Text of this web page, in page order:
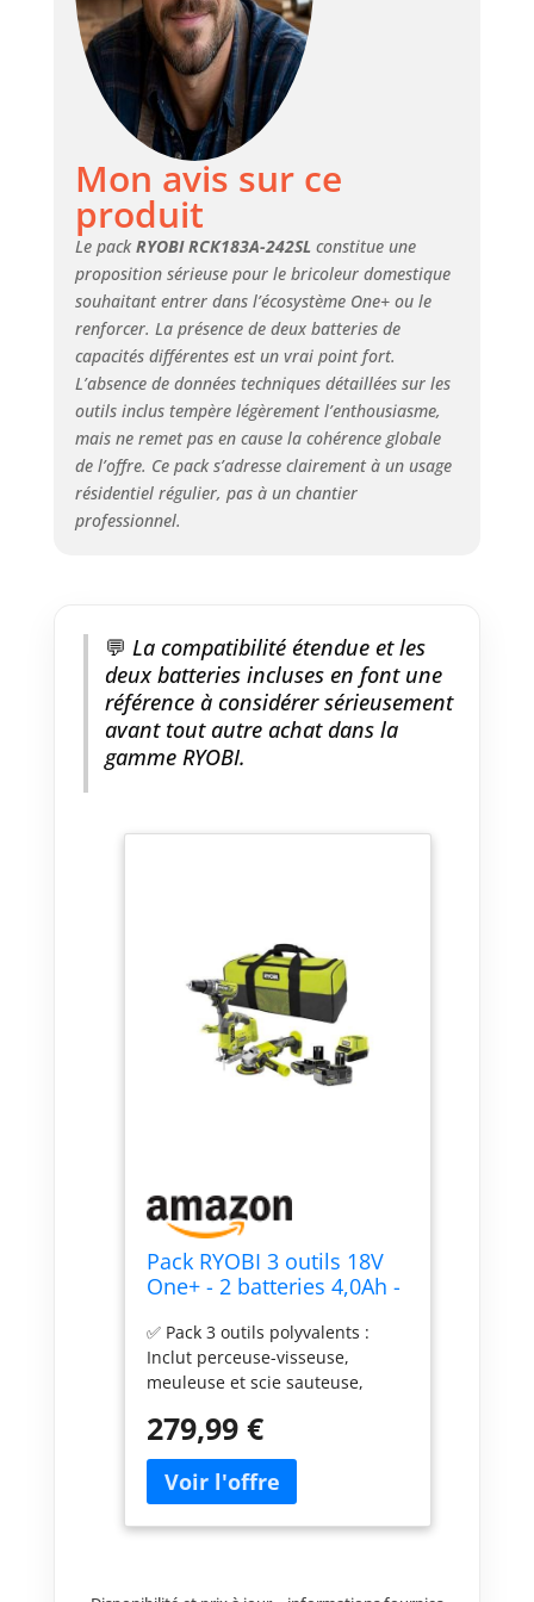
Chaque outil est conçu pour un
confort d'utilisation optimal et
une durabilité renforcée, même
dans des conditions de travail
intensives.
Mon avis sur ce
produit
Le packRYOBI RCK183A-242SLconstitue une
proposition sérieuse pour le bricoleur domestique
souhaitant entrer dans l’écosystème One+ ou le
renforcer. La présence de deux batteries de
capacités différentes est un vrai point fort.
L’absence de données techniques détaillées sur les
outils inclus tempère légèrement l’enthousiasme,
mais ne remet pas en cause la cohérence globale
de l’offre. Ce pack s’adresse clairement à un usage
résidentiel régulier, pas à un chantier
professionnel.
💬 La compatibilité étendue et les
deux batteries incluses en font une
référence à considérer sérieusement
avant tout autre achat dans la
gamme RYOBI.
Pack RYOBI 3 outils 18V
One+ - 2 batteries 4,0Ah -
RCK183A-242SL
✅ Pack 3 outils polyvalents :
Inclut perceuse-visseuse,
meuleuse et scie sauteuse,
besoins en bricolage et
rénovation. ✅ Batteries 18V
One+ incluses : Deux batteries
(4,0Ah et 2,0Ah) offrant une
autonomie flexible et une
279,99 €